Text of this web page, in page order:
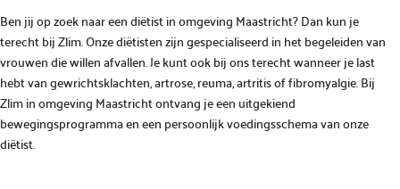
Ben jij op zoek naar een diëtist in omgeving Maastricht? Dan kun je
terecht bij Zlim. Onze diëtisten zijn gespecialiseerd in het begeleiden van
vrouwen die willen afvallen. Je kunt ook bij ons terecht wanneer je last
hebt van gewrichtsklachten, artrose, reuma, artritis of fibromyalgie. Bij
Zlim in omgeving Maastricht ontvang je een uitgekiend
bewegingsprogramma en een persoonlijk voedingsschema van onze
diëtist.